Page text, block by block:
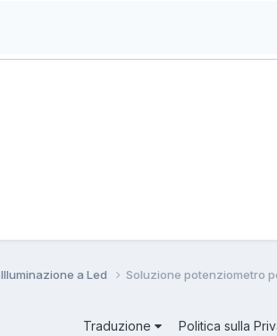
Illuminazione a Led Soluzione potenziometro
Traduzione Politica sulla